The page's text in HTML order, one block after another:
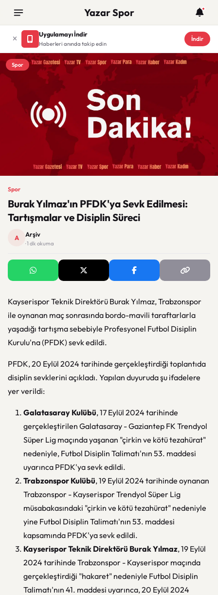
Yazar Spor
Uygulamayı İndir
Haberleri anında takip edin
İndir
Spor
Spor
Burak Yılmaz'ın PFDK'ya Sevk Edilmesi:
Tartışmalar ve Disiplin Süreci
A Arşiv
· 1 dk okuma
Kayserispor Teknik Direktörü Burak Yılmaz, Trabzonspor
ile oynanan maç sonrasında bordo-mavili taraftarlarla
yaşadığı tartışma sebebiyle Profesyonel Futbol Disiplin
Kurulu'na (PFDK) sevk edildi.
PFDK, 20 Eylül 2024 tarihinde gerçekleştirdiği toplantıda
disiplin sevklerini açıkladı. Yapılan duyuruda şu ifadelere
yer verildi:
Galatasaray Kulübü, 17 Eylül 2024 tarihinde
gerçekleştirilen Galatasaray - Gaziantep FK Trendyol
Süper Lig maçında yaşanan "çirkin ve kötü tezahürat"
nedeniyle, Futbol Disiplin Talimatı'nın 53. maddesi
uyarınca PFDK'ya sevk edildi.
Trabzonspor Kulübü, 19 Eylül 2024 tarihinde oynanan
Trabzonspor - Kayserispor Trendyol Süper Lig
müsabakasındaki "çirkin ve kötü tezahürat" nedeniyle
yine Futbol Disiplin Talimatı'nın 53. maddesi
kapsamında PFDK'ya sevk edildi.
Kayserispor Teknik Direktörü Burak Yılmaz, 19 Eylül
2024 tarihinde Trabzonspor - Kayserispor maçında
gerçekleştirdiği "hakaret" nedeniyle Futbol Disiplin
Talimatı'nın 41. maddesi uyarınca, 20 Eylül 2024